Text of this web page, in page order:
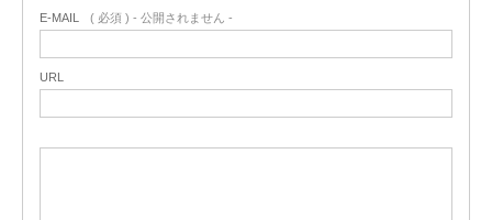
E-MAIL ( 必須 ) - 公開されません -
URL